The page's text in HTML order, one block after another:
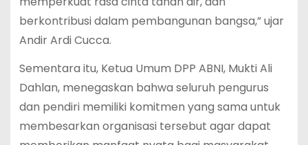
berkontribusi dalam pembangunan bangsa,” ujar
Andir Ardi Cucca.
Sementara itu, Ketua Umum DPP ABNI, Mukti Ali
Dahlan, menegaskan bahwa seluruh pengurus
dan pendiri memiliki komitmen yang sama untuk
membesarkan organisasi tersebut agar dapat